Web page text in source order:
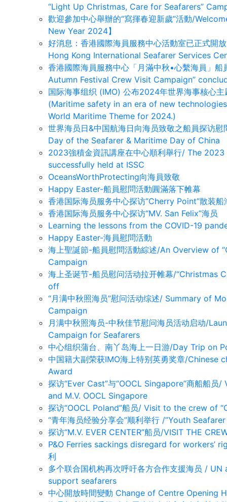
“Light Up Christmas, Care for Seafarers”
歡迎參加中心舉辦的“寫揮春迎新歲”活動/
New Year 2024】
好消息：香港國際海員服務中心活動室已正式
Hong Kong International Seafarer Services
香港國際海員服務中心「月滿中秋•心繫海員」船
Autumn Festival Crew Visit Campaign”
国际海事组织 (IMO) 公布2024年世界海事核心
(Maritime safety in an era of new
World Maritime Theme for 2024.)
世界海员日&中国航海日向海员致敬之船員探访
Day of the Seafarer & Maritime Day of China
2023強積金資訊講座在中心順利舉行/ The
successfully held at ISSC
OceansWorthProtecting向海員致敬
Happy Easter-船員慰問活動圓滿落下帷幕
香港国际海员服务中心探访“Cherry Point”散装船
香港国际海员服务中心探访“MV. San Felix”海员
Learning the lessons from the COVID-19
Happy Easter-海員慰問活動
海上聖誕節-船員慰問活動綜述/An Overview of
Campaign
海上圣诞节-船员慰问活动拉开帷幕/“Christmas
off
“月满中秋照海员”慰问活动综述/ Summary of
Campaign
月满中秋照海员-中秋佳节慰问海员活动启动/
Campaign for Seafarers
中心组织蒲台、南丫岛海上一日游/Day Trip on
中国籍大副荣获IMO海上特别英勇奖章/
Award
探访“Ever Cast”与“OOCL Singapore”商船船
and M.V. OOCL Singapore
探访“OOCL Poland”船员/ Visit to the crew of
“青年海员经验分享会”顺利举行 /”Youth
探访“M.V. EVER CENTER”船员/VISIT THE
P&O Ferries sackings disregard for workers’
利
多个联合国机构再次呼吁各方合作支援海员 /
support seafarers
中心開放時間變動 Change of Centre Opening